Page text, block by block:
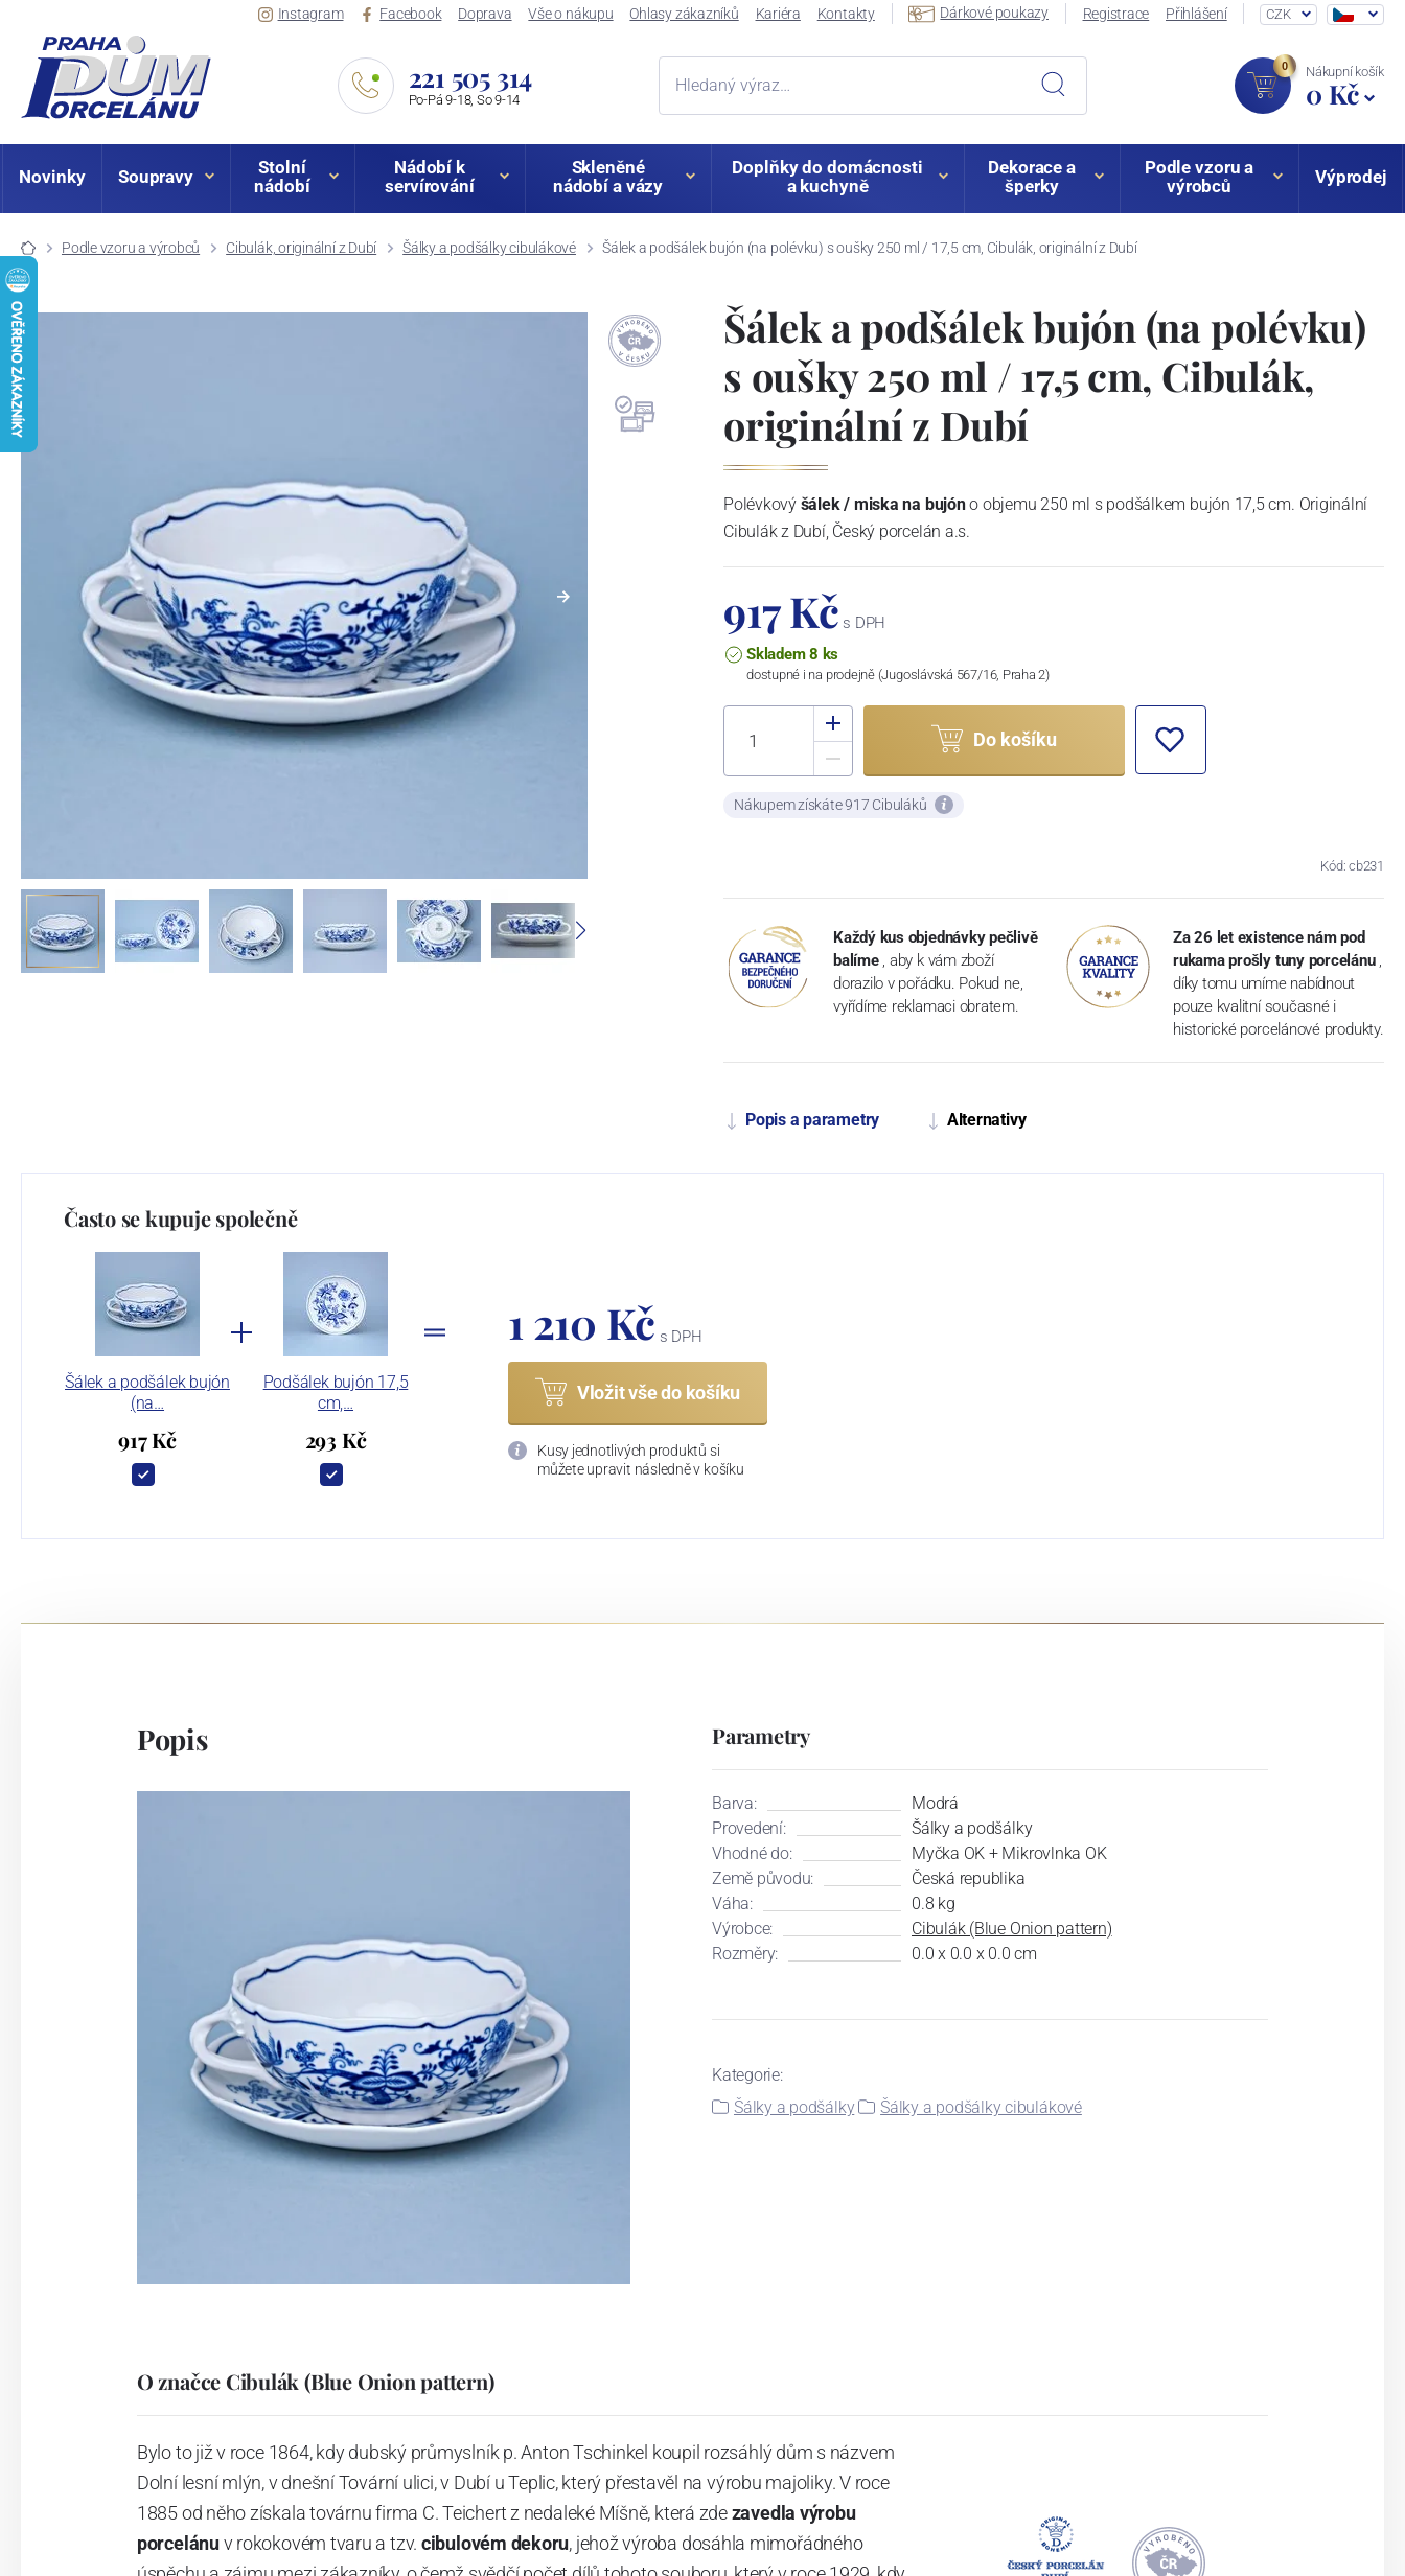
Instagram Facebook Doprava Vše o nákupu Ohlasy zákazníků Kariéra Kontakty Dárkové poukazy Registrace Přihlášení CZK
221 505 314
Po-Pá 9-18, So 9-14
0 Nákupní košík
0 Kč
Novinky Soupravy
Stolní
nádobí
Nádobí k
servírování
Skleněné
nádobí a vázy
Doplňky do domácnosti
a kuchyně
Dekorace a
šperky
Podle vzoru a
výrobců
Výprodej
Podle vzoru a výrobců Cibulák, originální z Dubí Šálky a podšálky cibulákové Šálek a podšálek bujón (na polévku) s oušky 250 ml / 17,5 cm, Cibulák, originální z Dubí
Šálek a podšálek bujón (na polévku)
s oušky 250 ml / 17,5 cm, Cibulák,
originální z Dubí
Polévkový šálek / miska na bujóno objemu 250 ml s podšálkem bujón 17,5 cm. Originální
Cibulák z Dubí, Český porcelán a.s.
917 Kč s DPH
Skladem 8 ks
dostupné i na prodejně (Jugoslávská 567/16, Praha 2)
Do košíku
Nákupem získáte 917 Cibuláků
Kód: cb231
Každý kus objednávky pečlivě
balíme , aby k vám zboží
dorazilo v pořádku. Pokud ne,
vyřídíme reklamaci obratem.
Za 26 let existence nám pod
rukama prošly tuny porcelánu ,
díky tomu umíme nabídnout
pouze kvalitní současné i
historické porcelánové produkty.
Popis a parametry Alternativy
Často se kupuje společně
Šálek a podšálek bujón
(na…
917 Kč
Podšálek bujón 17,5
cm,…
293 Kč
1 210 Kč s DPH
Vložit vše do košíku
Kusy jednotlivých produktů si
můžete upravit následně v košíku
Popis Parametry
Barva:
Modrá
Provedení:
Šálky a podšálky
Vhodné do:
Myčka OK + Mikrovlnka OK
Země původu:
Česká republika
Váha:
0.8 kg
Výrobce:
Cibulák (Blue Onion pattern)
Rozměry:
0.0 x 0.0 x 0.0 cm
Kategorie:
Šálky a podšálky
Šálky a podšálky cibulákové
O značce Cibulák (Blue Onion pattern)
Bylo to již v roce 1864, kdy dubský průmyslník p. Anton Tschinkel koupil rozsáhlý dům s názvem
Dolní lesní mlýn, v dnešní Tovární ulici, v Dubí u Teplic, který přestavěl na výrobu majoliky. V roce
1885 od něho získala továrnu firma C. Teichert z nedaleké Míšně, která zdezavedla výrobu
porcelánuv rokokovém tvaru a tzv. cibulovém dekoru, jehož výroba dosáhla mimořádného